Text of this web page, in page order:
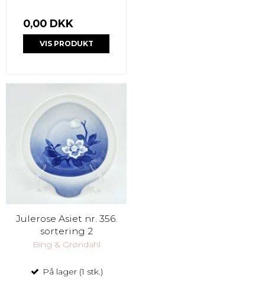
0,00 DKK
VIS PRODUKT
Julerose Asiet nr. 356.
sortering 2
Bing & Grøndahl
På lager (1 stk.)